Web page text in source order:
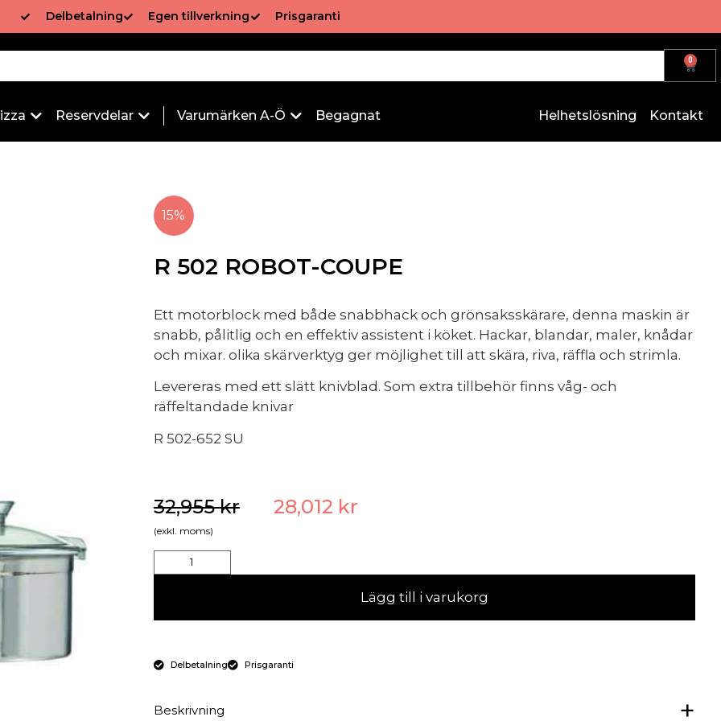
Delbetalning Egen tillverkning Prisgaranti
0
Reservdelar Varumärken A-Ö Begagnat Helhetslösning Kontakt
15%
R 502 ROBOT-COUPE
Ett motorblock med både snabbhack och grönsaksskärare, denna maskin är
snabb, pålitlig och en effektiv assistent i köket. Hackar, blandar, maler, knådar
och mixar. olika skärverktyg ger möjlighet till att skära, riva, räffla och strimla.
Levereras med ett slätt knivblad. Som extra tillbehör finns våg- och
räffeltandade knivar
R 502-652 SU
32,955kr 28,012 kr
(exkl. moms)
Lägg till i varukorg
Delbetalning Prisgaranti
Beskrivning